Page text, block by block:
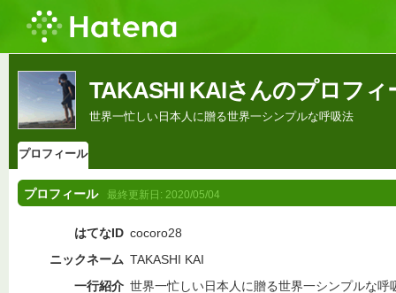
TAKASHI KAIさんのプロフィ
世界一忙しい日本人に贈る世界一シンプルな呼吸法
プロフィール
プロフィール 最終更新日: 2020/05/04
はてなID cocoro28
ニックネーム TAKASHI KAI
一行紹介 世界一忙しい日本人に贈る世界一シンプルな呼